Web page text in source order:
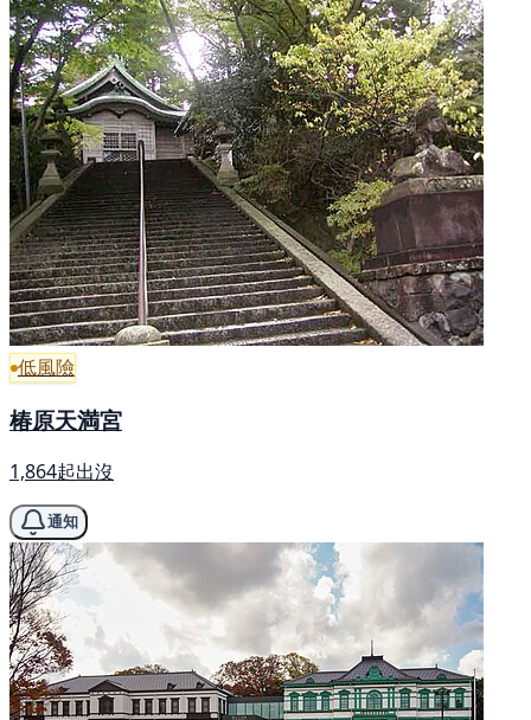
低風險
椿原天満宮
1,864起出沒
通知